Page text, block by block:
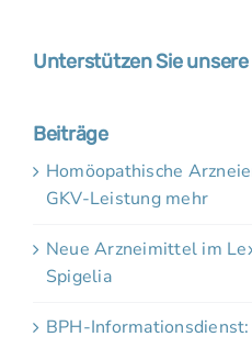
Unterstützen Sie
Beiträge
Homöopathische
GKV-Leistung mehr
Neue Arzneimittel im
Spigelia
BPH-